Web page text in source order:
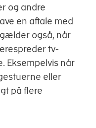
og andre
en aftale med
gælder også, når
tv-
Eksempelvis når
eller
på flere